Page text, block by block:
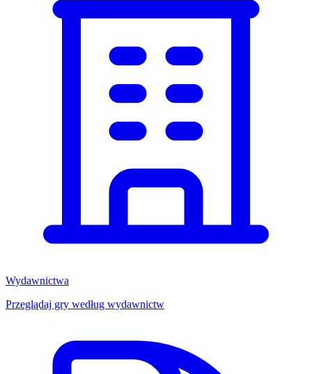
Wydawnictwa
Przeglądaj gry według wydawnictw